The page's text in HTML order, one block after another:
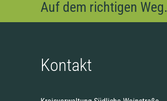
Auf dem richtigen Weg.
Kontakt